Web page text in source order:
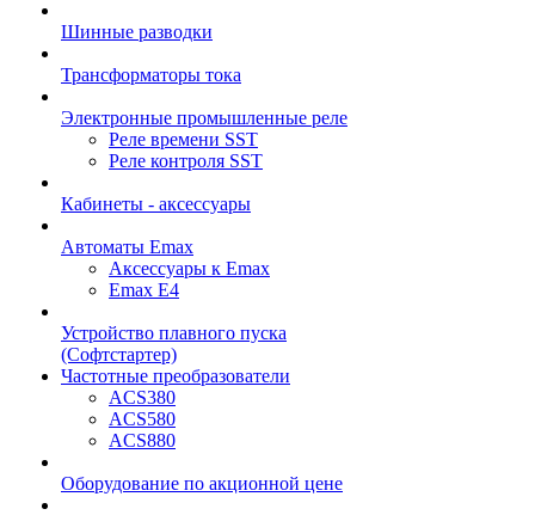
Шинные разводки
Трансформаторы тока
Электронные промышленные реле
Реле времени SST
Реле контроля SST
Кабинеты - аксессуары
Автоматы Emax
Аксессуары к Emax
Emax E4
Устройство плавного пуска
(Софтстартер)
Частотные преобразователи
ACS380
ACS580
ACS880
Оборудование по акционной цене